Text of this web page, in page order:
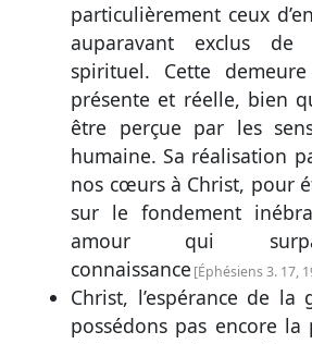
particulièrement ceux
auparavant exclus de
spirituel. Cette
présente et réelle, bien
être perçue par les
humaine. Sa réalisation
nos cœurs à Christ, pour
sur le fondement
amour qui
connaissance Éphésiens 3. 17,
Christ, l’espérance de la
possédons pas encore